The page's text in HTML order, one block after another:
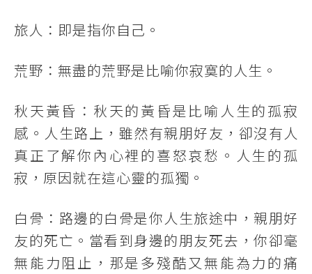
旅人：即是指你自己。
荒野：無盡的荒野是比喻你寂寞的人生。
秋天黃昏：秋天的黃昏是比喻人生的孤寂
感。人生路上，雖然有親朋好友，卻沒有人
真正了解你內心裡的喜怒哀愁。人生的孤
寂，原因就在這心靈的孤獨。
白骨：路邊的白骨是你人生旅途中，親朋好
友的死亡。當看到身邊的朋友死去，你卻毫
無能力阻止，那是多殘酷又無能為力的痛